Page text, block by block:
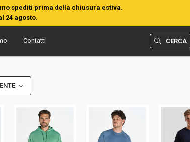
spediti prima della chiusura estiva.
24 agosto.
Contatti CERCA